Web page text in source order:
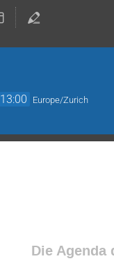
13:00 Europe/Zurich
Die